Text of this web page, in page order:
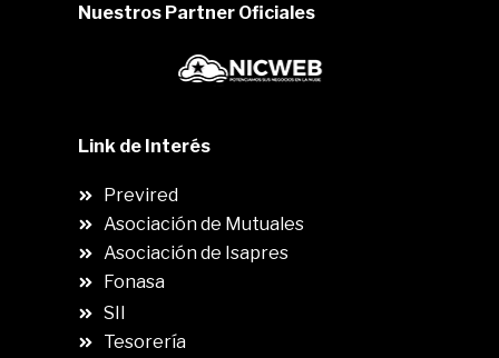
Nuestros Partner Oficiales
Link de Interés
Previred
Asociación de Mutuales
Asociación de Isapres
Fonasa
SII
Tesorería